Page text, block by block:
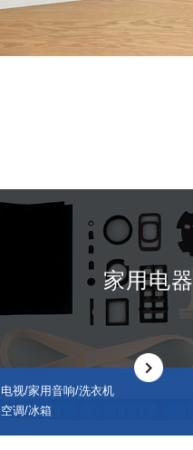
家用电器
电视/家用音响/洗衣机
空调/冰箱